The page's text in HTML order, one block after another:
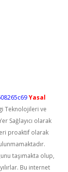
Yasal
Teknolojileri ve
Sağlayıcı olarak
proaktif olarak
taşımakta olup,
Bu internet